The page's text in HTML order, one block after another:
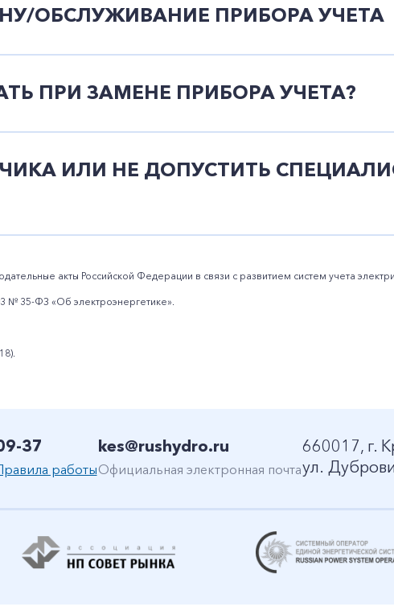
ОБСЛУЖИВАНИЕ ПРИБОРА УЧЕТА
ПРИ ЗАМЕНЕ ПРИБОРА УЧЕТА?
ИЛИ НЕ ДОПУСТИТЬ
акты Российской Федерации в связи с развитием систем учета
№ 35-ФЗ «Об электроэнергетике».
37
работы
kes@rushydro.ru
Официальная электронная почта
660017, г.
ул.